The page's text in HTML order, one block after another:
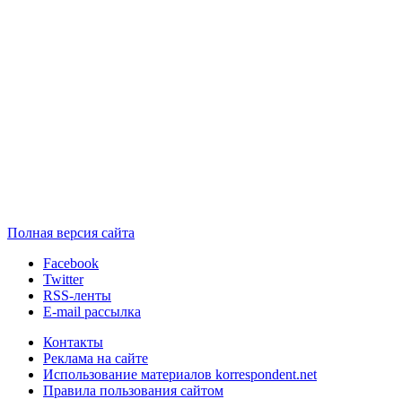
Полная версия сайта
Facebook
Twitter
RSS-ленты
E-mail рассылка
Контакты
Реклама на сайте
Использование материалов korrespondent.net
Правила пользования сайтом